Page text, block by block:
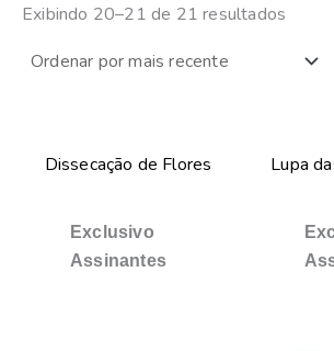
Exibindo 20–21 de 21 resultados
Dissecação de Flores
Exclusivo
Assinantes
Lupa